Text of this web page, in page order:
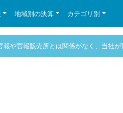
地域別の決算 カテゴリ別
報や官報販売所とは関係がなく、当社